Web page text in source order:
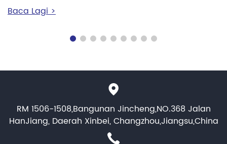
rumah, hospital, sekolah dan tempat kerja. Tetapi sejauh
inframerah, supaya anda boleh membuat pilihan
Baca Lagi >
RM 1506-1508,Bangunan Jincheng,NO.368 Jalan
HanJiang, Daerah Xinbei, Changzhou,Jiangsu,China